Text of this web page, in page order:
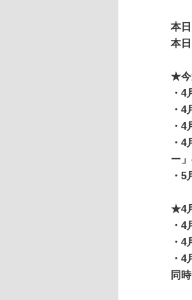
本
本
★今
・
・
・
・
ー」
・
・
・
・
同